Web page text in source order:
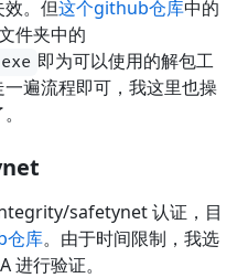
。但这个github仓库中的
件夹中的
即为可以使用的解包工
遍流程即可，我这里也操
safetynet 认证，目
仓库。由于时间限制，我选
进行验证。